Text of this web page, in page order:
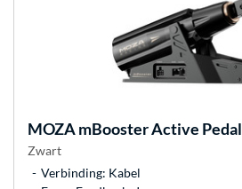
MOZAmBooster Active Pedal
Zwart
Verbinding: Kabel